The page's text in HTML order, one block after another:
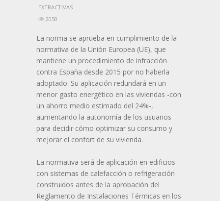
EXTRACTIVAS
2050
La norma se aprueba en cumplimiento de la
normativa de la Unión Europea (UE), que
mantiene un procedimiento de infracción
contra España desde 2015 por no haberla
adoptado. Su aplicación redundará en un
menor gasto energético en las viviendas -con
un ahorro medio estimado del 24%-,
aumentando la autonomía de los usuarios
para decidir cómo optimizar su consumo y
mejorar el confort de su vivienda.
La normativa será de aplicación en edificios
con sistemas de calefacción o refrigeración
construidos antes de la aprobación del
Reglamento de Instalaciones Térmicas en los